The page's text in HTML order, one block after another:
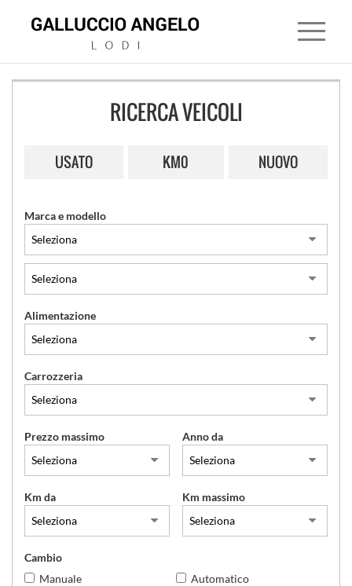
LAND
JAGUAR
MITSUBISHI
USATO
CONTATTI
RICERCA VEICOLI
USATO KM0 NUOVO
Marca e modello
Alimentazione
Carrozzeria
Prezzo massimo Anno da
Km da Km massimo
Cambio
Manuale
Automatico